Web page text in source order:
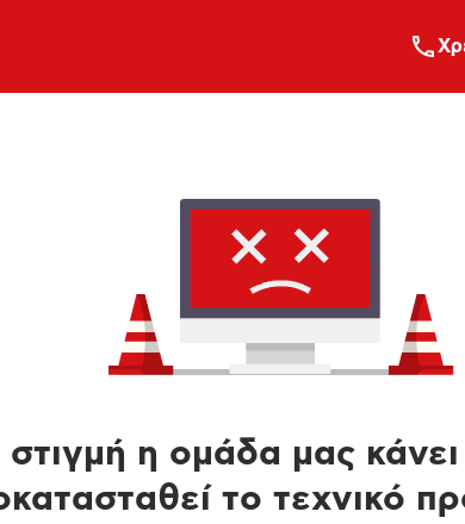
η ομάδα μας
το τεχνικό